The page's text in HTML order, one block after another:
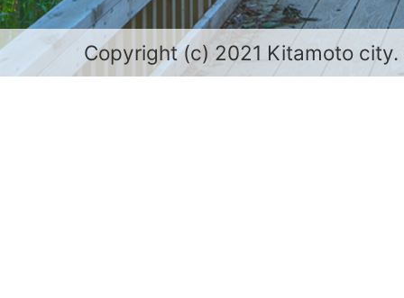
Copyright (c) 2021 Kitamoto city.